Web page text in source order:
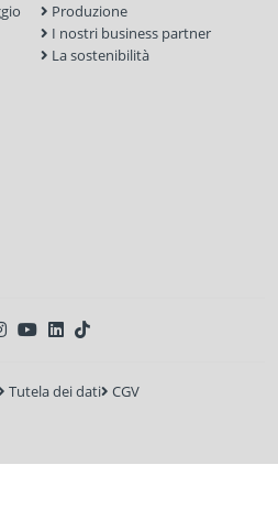
Produzione
I nostri business partner
La sostenibilità
Tutela dei dati CGV